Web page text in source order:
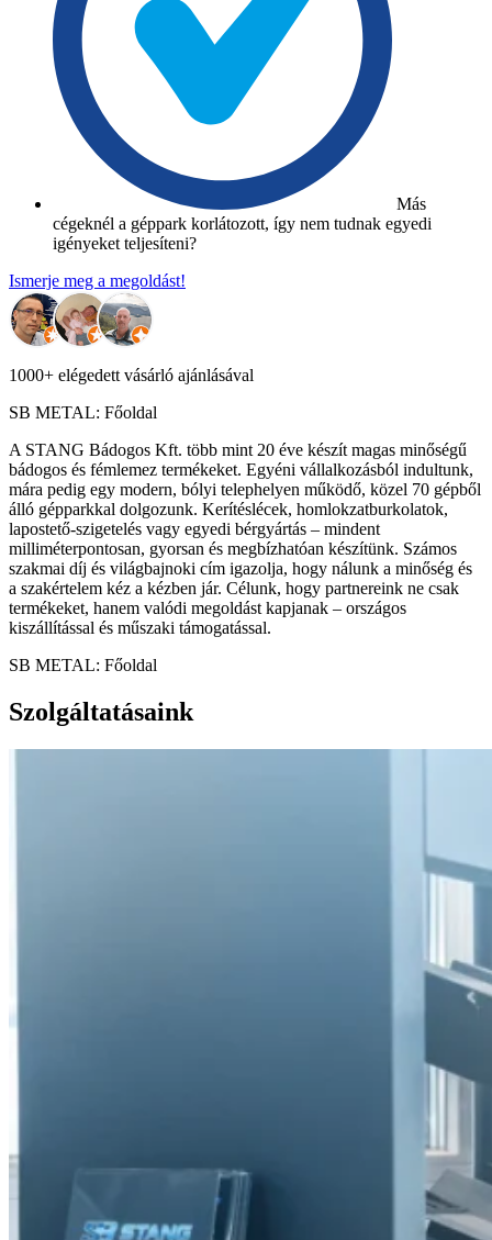
Más
cégeknél a géppark korlátozott, így nem tudnak egyedi
igényeket teljesíteni?
Ismerje meg a megoldást!
1000+ elégedett vásárló ajánlásával
SB METAL: Főoldal
A STANG Bádogos Kft. több mint 20 éve készít magas minőségű
bádogos és fémlemez termékeket. Egyéni vállalkozásból indultunk,
mára pedig egy modern, bólyi telephelyen működő, közel 70 gépből
álló gépparkkal dolgozunk. Kerítéslécek, homlokzatburkolatok,
lapostető-szigetelés vagy egyedi bérgyártás – mindent
milliméterpontosan, gyorsan és megbízhatóan készítünk. Számos
szakmai díj és világbajnoki cím igazolja, hogy nálunk a minőség és
a szakértelem kéz a kézben jár. Célunk, hogy partnereink ne csak
termékeket, hanem valódi megoldást kapjanak – országos
kiszállítással és műszaki támogatással.
SB METAL: Főoldal
Szolgáltatásaink